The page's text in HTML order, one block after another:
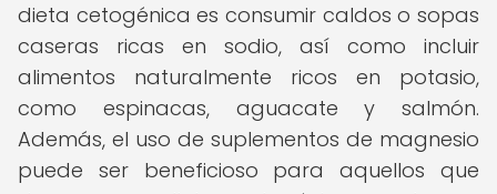
dieta cetogénica es consumir caldos o sopas
caseras ricas en sodio, así como incluir
alimentos naturalmente ricos en potasio,
como espinacas, aguacate y salmón.
Además, el uso de suplementos de magnesio
puede ser beneficioso para aquellos que